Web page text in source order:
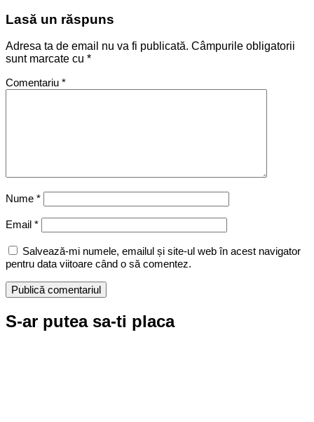
Lasă un răspuns
Adresa ta de email nu va fi publicată. Câmpurile obligatorii
sunt marcate cu *
Comentariu *
Nume *
Email *
Salvează-mi numele, emailul și site-ul web în acest navigator
pentru data viitoare când o să comentez.
S-ar putea sa-ti placa